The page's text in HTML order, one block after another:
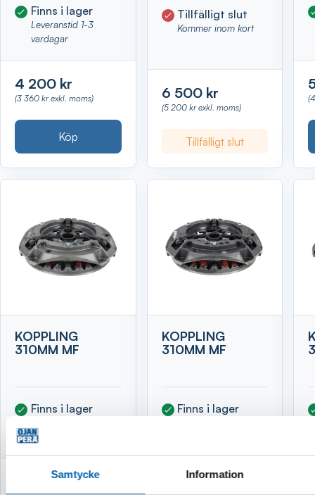
Samtycke Information
Finns i lager
Leveranstid 1-3
vardagar
4 200 kr
(3 360 kr exkl. moms)
Köp
Tillfälligt slut
Kommer inom kort
6 500 kr
(5 200 kr exkl. moms)
Tillfälligt slut
KOPPLING
310MM MF
Finns i lager
vardagar
5 740 kr
KOPPLING
310MM MF
Finns i lager
5 510 kr